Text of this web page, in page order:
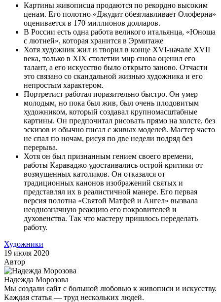
Картины живописца продаются по рекордно высоким
ценам. Его полотно «Джудит обезглавливает Олоферна»
оценивается в 170 миллионов долларов.
В России есть одна работа великого итальянца, «Юноша
с лютней», которая хранится в Эрмитаже
Хотя художник жил и творил в конце XVI-начале XVII
века, только в XIX столетии мир снова оценил его
талант, а его искусство было открыто заново. Отчасти
это связано со скандальной жизнью художника и его
непростым характером.
Портретист работал поразительно быстро. Он умер
молодым, но пока был жив, был очень плодовитым
художником, который создавал крупномасштабные
картины. Он предпочитал рисовать прямо на холсте, без
эскизов и обычно писал с живых моделей. Мастер часто
не спал по ночам, рисуя по две недели подряд без
перерыва.
Хотя он был признанным гением своего времени,
работы Караваджо удостаивались острой критики от
возмущенных католиков. Он отказался от
традиционных канонов изображений святых и
представлял их в реалистичной манере. Его первая
версия полотна «Святой Матфей и Ангел» вызвала
неоднозначную реакцию его покровителей и
духовенства. Так что мастеру пришлось переделать
работу.
Художники
19 июля 2020
Автор
Надежда Морозова
Мы создали сайт с большой любовью к живописи и искусству.
Каждая статья — труд нескольких людей.